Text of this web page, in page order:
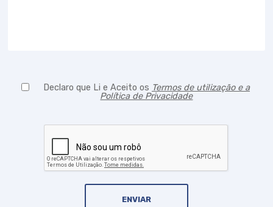
Declaro que Li e Aceito os Termos de utilização e a
Política de Privacidade